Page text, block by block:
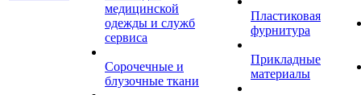
медицинской
одежды и служб
сервиса
Сорочечные и
блузочные ткани
Пластиковая
фурнитура
Прикладные
материалы